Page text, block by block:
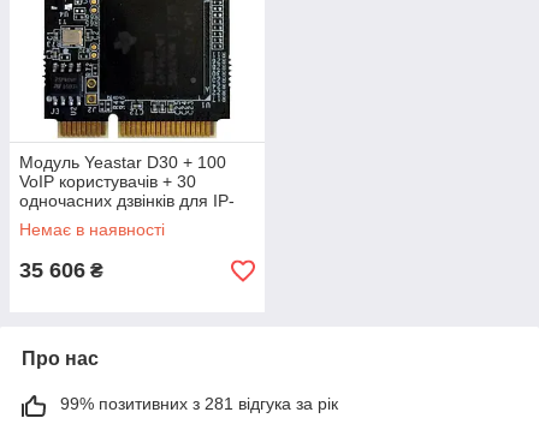
Модуль Yeastar D30 + 100
VoIP користувачів + 30
одночасних дзвінків для IP-
АТС S100/S300 та P560/P570
Немає в наявності
35 606 ₴
Про нас
99% позитивних з 281 відгука за рік